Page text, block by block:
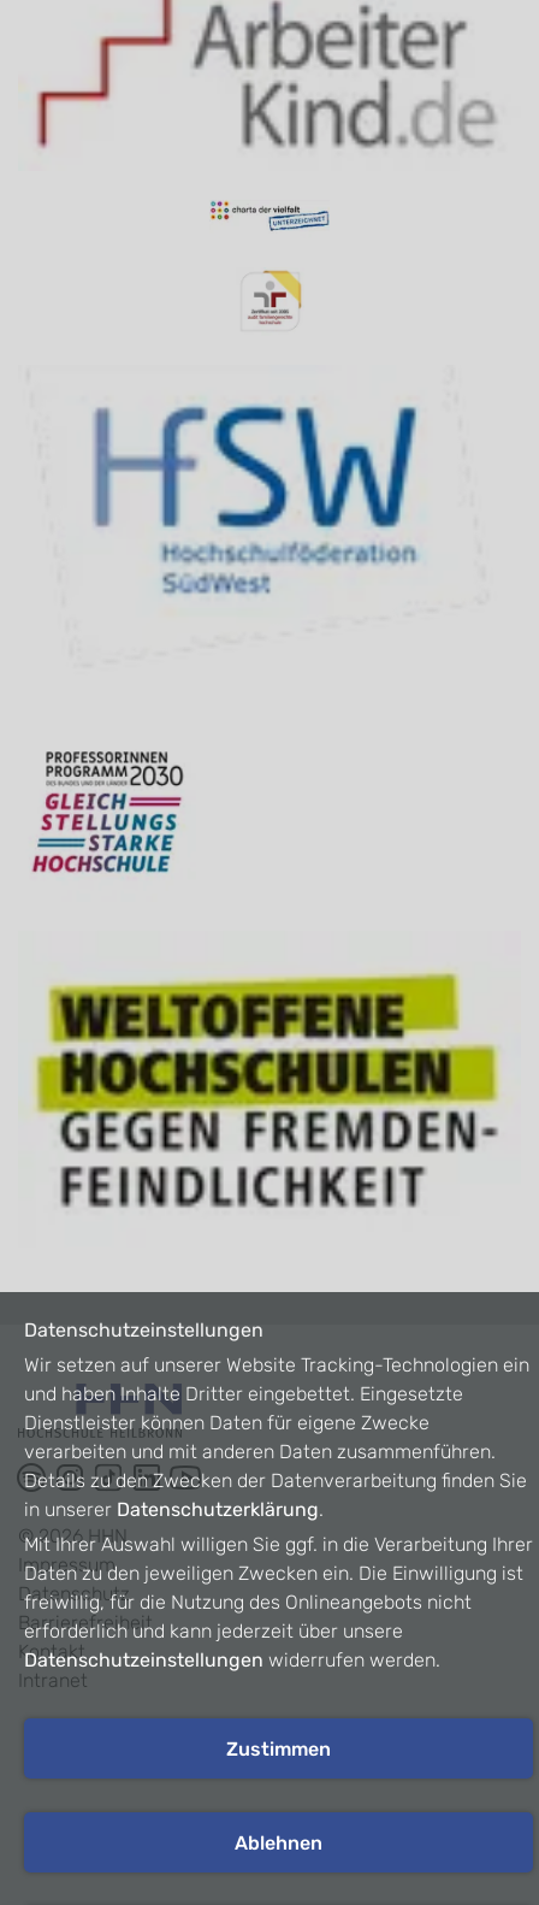
©2026HHN
Impressum
Datenschutz
Barrierefreiheit
Kontakt
Intranet
Datenschutzeinstellungen
Wir setzen auf unserer Website Tracking-Technologien ein
und haben Inhalte Dritter eingebettet. Eingesetzte
Dienstleister können Daten für eigene Zwecke
verarbeiten und mit anderen Daten zusammenführen.
Details zu den Zwecken der Datenverarbeitung finden Sie
in unserer Datenschutzerklärung.
Mit Ihrer Auswahl willigen Sie ggf. in die Verarbeitung Ihrer
Daten zu den jeweiligen Zwecken ein. Die Einwilligung ist
freiwillig, für die Nutzung des Onlineangebots nicht
erforderlich und kann jederzeit über unsere
Datenschutzeinstellungen widerrufen werden.
Zustimmen
Ablehnen